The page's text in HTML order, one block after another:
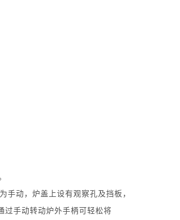
动，炉盖上设有观察孔及挡板，
过手动转动炉外手柄可轻松将